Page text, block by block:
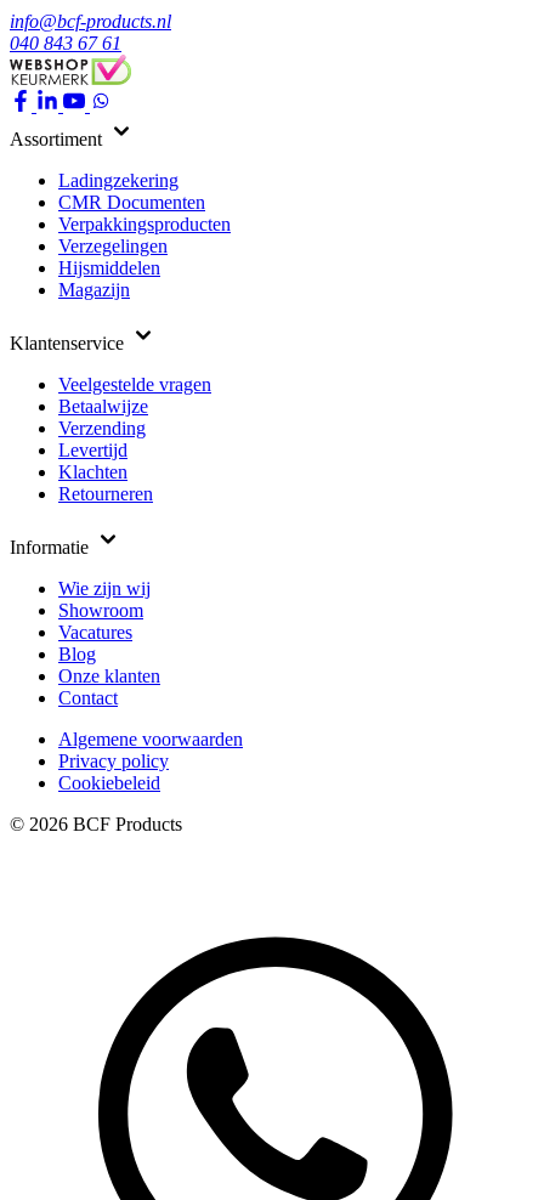
info@bcf-products.nl
040 843 67 61
Assortiment
Ladingzekering
CMR Documenten
Verpakkingsproducten
Verzegelingen
Hijsmiddelen
Magazijn
Klantenservice
Veelgestelde vragen
Betaalwijze
Verzending
Levertijd
Klachten
Retourneren
Informatie
Wie zijn wij
Showroom
Vacatures
Blog
Onze klanten
Contact
Algemene voorwaarden
Privacy policy
Cookiebeleid
© 2026 BCF Products